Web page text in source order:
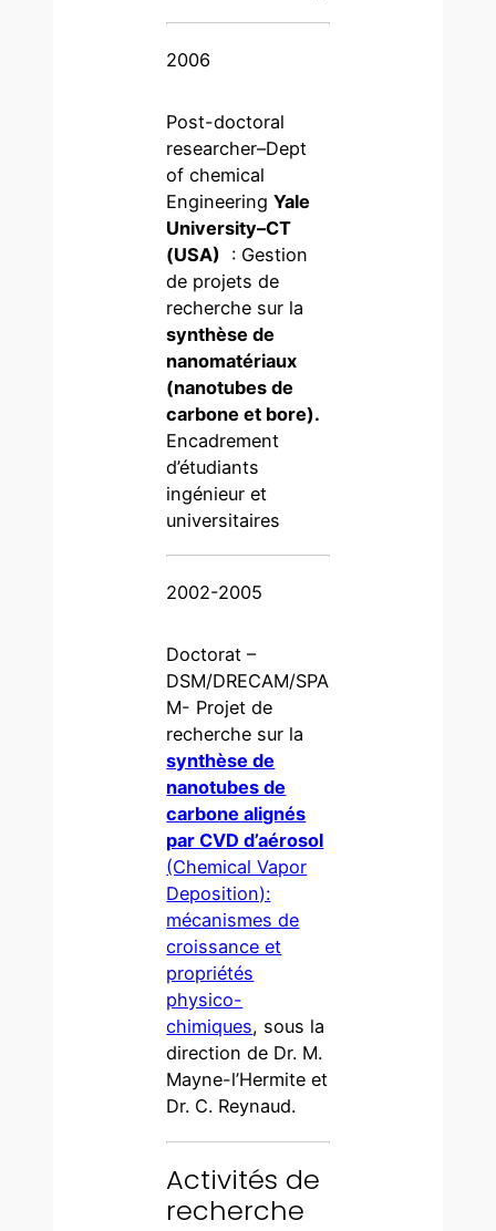
2006
Post-doctoral
researcher–Dept
of chemical
EngineeringYale
University–CT
(USA) : Gestion
de projets de
recherche sur la
synthèse de
nanomatériaux
(nanotubes de
carbone et bore).
Encadrement
d’étudiants
ingénieur et
universitaires
2002-2005
Doctorat –
DSM/DRECAM/SPA
M- Projet de
recherche sur la
synthèse de
nanotubes de
carbone alignés
par CVD d’aérosol
(Chemical Vapor
Deposition):
mécanismes de
croissance et
propriétés
physico-
chimiques, sous la
direction de Dr. M.
Mayne-l’Hermite et
Dr. C. Reynaud.
Activités de
recherche